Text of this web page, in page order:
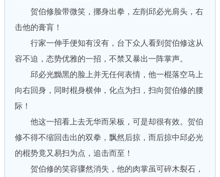
贺伯修脸带微笑，挪身出拳，左削邱必光肩头，右
击他的膏肓！
行家一伸手便知有没有，台下众人看到贺伯修这从
容不迫，态势优雅的一招，不禁又暴出一阵掌声。
邱必光黝黑的脸上并无任何表情，他一棍落空马上
向右回身，同时棍身横伸，化点为扫，扫向贺伯修的腰
际！
他这一招看上去无华而呆板，可是却很有效。贺伯
修不得不缩回击出的双拳，飘然后掠，而后掠中邱必光
的棍势竟又易扫为点，追击而至！
贺伯修的笑容骤然消失，他的肉掌虽可碎木裂石，